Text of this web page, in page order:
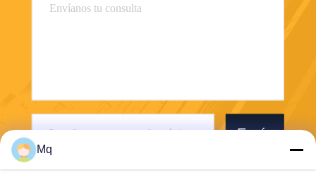
Envíe
Mq